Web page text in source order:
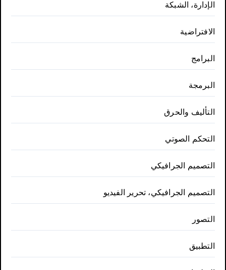
الإدارة، الشبكة
الافتراضية
البرامج
البرمجة
التأليف والحرق
التحكم الصوتي
التصميم الجرافيكي
التصميم الجرافيكي، تحرير الفيديو
التصور
التطبيق